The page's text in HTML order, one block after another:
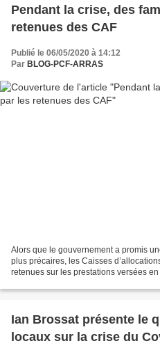
Pendant la crise, des
retenues des CAF
Publié le 06/05/2020 à 14:12
Par BLOG-PCF-ARRAS
Alors que le gouvernement a promis
plus précaires, les Caisses
retenues sur les prestations versées
Ian Brossat présente le
locaux sur la crise du